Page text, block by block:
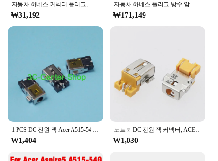
자동차 하네스 커넥터 플러그, 방수 암 배선 소켓, 터미널 DJ7552-3.5-21, 55 핀, 1718248-1
₩31,192
자동차 하네스 플러그 방수 암 와이어링 소켓, 와이어 포함, 25cm, 1/5/10 세트, 55 핀
₩171,149
1 PCS DC 전원 잭 Acer A515-54 용 A515-54G A515-55 A315-23 A314-22 N18Q13 N20Q1 DC 잭 커넥터 충전 포트
₩1,404
노트북 DC 전원 잭 커넥터, ACER A515-54 A515-54G A515-55 A315-55G A315-55KG A315-23 A314-22 N18Q13 N20Q1 EX21553, 1 개
₩1,030